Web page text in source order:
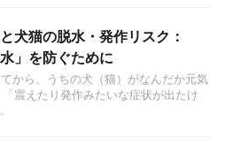
犬猫の脱水・発作リスク：
水」を防ぐために
てから、うちの犬（猫）がなんだか元気
震えたり発作みたいな症状が出たけ